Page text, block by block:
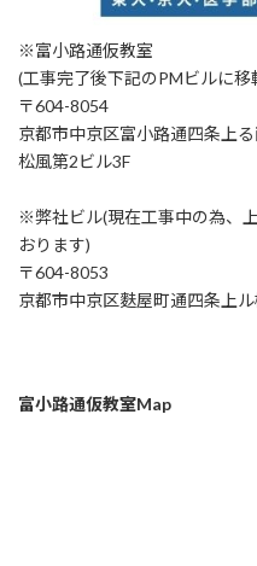
※富小路通仮教室
(工事完了後下記のPMビルに移
〒604-8054
京都市中京区富小路通四条上
松風第2ビル3F
※弊社ビル(現在工事中の為、
おります)
〒604-8053
京都市中京区麩屋町通四条上
富小路通仮教室Map